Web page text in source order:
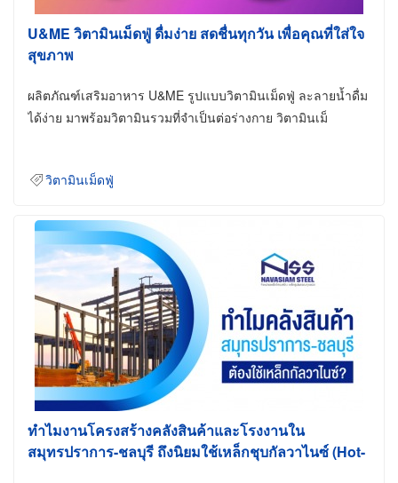
U&ME วิตามินเม็ดฟู่ ดื่มง่าย สดชื่นทุกวัน เพื่อคุณที่ใส่ใจ
สุขภาพ
ผลิตภัณฑ์เสริมอาหาร U&ME รูปแบบวิตามินเม็ดฟู่ ละลายน้ำดื่ม
ได้ง่าย มาพร้อมวิตามินรวมที่จำเป็นต่อร่างกาย วิตามินเม็
วิตามินเม็ดฟู่
ทำไมงานโครงสร้างคลังสินค้าและโรงงานใน
สมุทรปราการ-ชลบุรี ถึงนิยมใช้เหล็กชุบกัลวาไนซ์ (Hot-